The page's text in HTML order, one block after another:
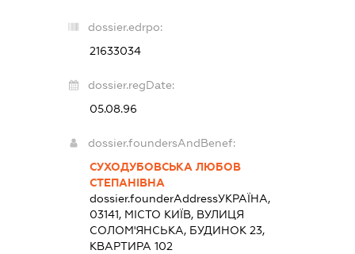
dossier.edrpo:
21633034
dossier.regDate:
05.08.96
dossier.foundersAndBenef:
СУХОДУБОВСЬКА ЛЮБОВ
СТЕПАНІВНА
dossier.founderAddressУКРАЇНА,
03141, МІСТО КИЇВ, ВУЛИЦЯ
СОЛОМ'ЯНСЬКА, БУДИНОК 23,
КВАРТИРА 102